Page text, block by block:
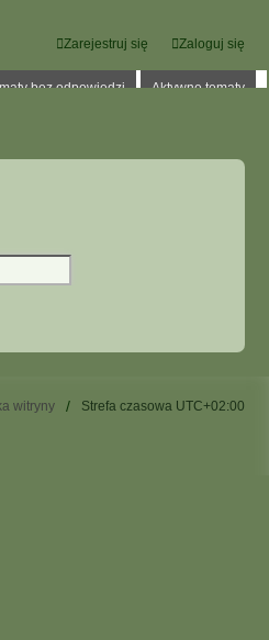
Zaloguj się
Zarejestruj się
bez odpowiedzi Aktywne tematy
witryny Strefa czasowa UTC+02:00